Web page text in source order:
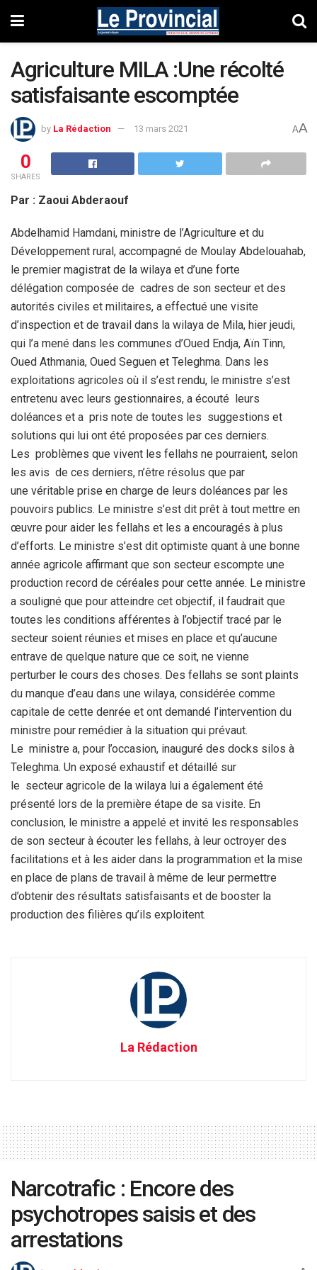
Agriculture MILA :Une récolté
satisfaisante escomptée
by La Rédaction 13 mars 2021 AA
0
SHARES
Par : Zaoui Abderaouf
Abdelhamid Hamdani, ministre de l’Agriculture et du
Développement rural, accompagné de Moulay Abdelouahab,
le premier magistrat de la wilaya et d’une forte
délégation composée de cadres de son secteur et des
autorités civiles et militaires, a effectué une visite
d’inspection et de travail dans la wilaya de Mila, hier jeudi,
qui l’a mené dans les communes d’Oued Endja, Aïn Tinn,
Oued Athmania, Oued Seguen et Teleghma. Dans les
exploitations agricoles où il s’est rendu, le ministre s’est
entretenu avec leurs gestionnaires, a écouté leurs
doléances et a pris note de toutes les suggestions et
solutions qui lui ont été proposées par ces derniers.
Les problèmes que vivent les fellahs ne pourraient, selon
les avis de ces derniers, n’être résolus que par
une véritable prise en charge de leurs doléances par les
pouvoirs publics. Le ministre s’est dit prêt à tout mettre en
œuvre pour aider les fellahs et les a encouragés à plus
d’efforts. Le ministre s’est dit optimiste quant à une bonne
année agricole affirmant que son secteur escompte une
production record de céréales pour cette année. Le ministre
a souligné que pour atteindre cet objectif, il faudrait que
toutes les conditions afférentes à l’objectif tracé par le
secteur soient réunies et mises en place et qu’aucune
entrave de quelque nature que ce soit, ne vienne
perturber le cours des choses. Des fellahs se sont plaints
du manque d’eau dans une wilaya, considérée comme
capitale de cette denrée et ont demandé l’intervention du
ministre pour remédier à la situation qui prévaut.
Le ministre a, pour l’occasion, inauguré des docks silos à
Teleghma. Un exposé exhaustif et détaillé sur
le secteur agricole de la wilaya lui a également été
présenté lors de la première étape de sa visite. En
conclusion, le ministre a appelé et invité les responsables
de son secteur à écouter les fellahs, à leur octroyer des
facilitations et à les aider dans la programmation et la mise
en place de plans de travail à même de leur permettre
d’obtenir des résultats satisfaisants et de booster la
production des filières qu’ils exploitent.
La Rédaction
Narcotrafic : Encore des
psychotropes saisis et des
arrestations